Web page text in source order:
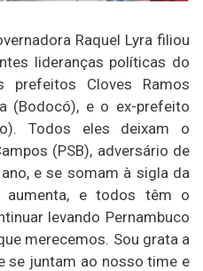
Raquel Lyra filiou
lideranças políticas do
prefeitos Cloves Ramos
(Bodocó), e o ex-prefeito
Todos eles deixam o
(PSB), adversário de
e se somam à sigla da
aumenta, e todos têm o
levando Pernambuco
merecemos. Sou grata a
se juntam ao nosso time e